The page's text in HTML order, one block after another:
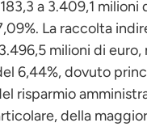
a 3.409,1 milioni
La raccolta
milioni di
6,44%, dovuto
risparmio
della